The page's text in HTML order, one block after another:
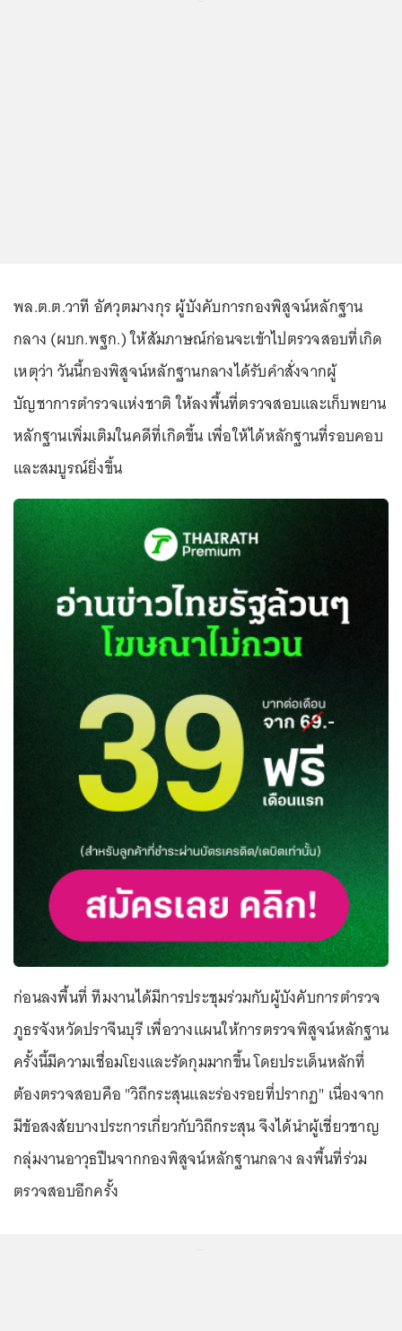
พล.ต.ต.วาที อัศวุตมางกุร ผู้บังคับการกองพิสูจน์หลักฐาน
กลาง (ผบก.พฐก.) ให้สัมภาษณ์ก่อนจะเข้าไปตรวจสอบที่เกิด
เหตุว่า วันนี้กองพิสูจน์หลักฐานกลางได้รับคำสั่งจากผู้
บัญชาการตำรวจแห่งชาติ ให้ลงพื้นที่ตรวจสอบและเก็บพยาน
หลักฐานเพิ่มเติมในคดีที่เกิดขึ้น เพื่อให้ได้หลักฐานที่รอบคอบ
และสมบูรณ์ยิ่งขึ้น
ก่อนลงพื้นที่ ทีมงานได้มีการประชุมร่วมกับผู้บังคับการตำรวจ
ภูธรจังหวัดปราจีนบุรี เพื่อวางแผนให้การตรวจพิสูจน์หลักฐาน
ครั้งนี้มีความเชื่อมโยงและรัดกุมมากขึ้น โดยประเด็นหลักที่
ต้องตรวจสอบคือ "วิถีกระสุนและร่องรอยที่ปรากฏ" เนื่องจาก
มีข้อสงสัยบางประการเกี่ยวกับวิถีกระสุน จึงได้นำผู้เชี่ยวชาญ
กลุ่มงานอาวุธปืนจากกองพิสูจน์หลักฐานกลาง ลงพื้นที่ร่วม
ตรวจสอบอีกครั้ง